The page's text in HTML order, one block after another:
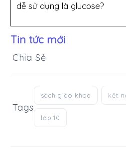
dễ sử dụng là glucose?
Tin tức mới
Chia Sẻ
Tags
sách giáo khoa kết
lớp 10